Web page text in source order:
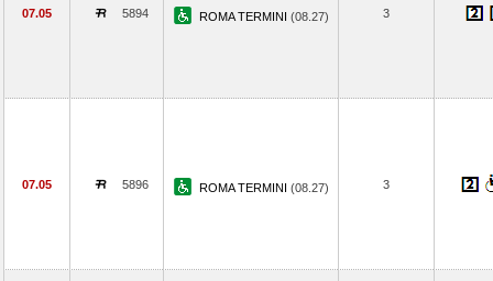
07.05 5894 ROMA TERMINI (08.27) 3
07.05 5896 ROMA TERMINI (08.27) 3